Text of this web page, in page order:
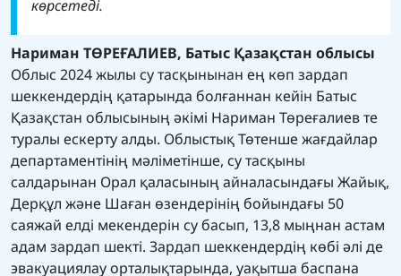
көрсетеді.
Нариман ТӨРЕҒАЛИЕВ, Батыс Қазақстан облысы
Облыс 2024 жылы су тасқынынан ең көп зардап
шеккендердің қатарында болғаннан кейін Батыс
Қазақстан облысының әкімі Нариман Төреғалиев те
туралы ескерту алды. Облыстық Төтенше жағдайлар
департаментінің мәліметінше, су тасқыны
салдарынан Орал қаласының айналасындағы Жайық,
Дерқұл және Шаған өзендерінің бойындағы 50
саяжай елді мекендерін су басып, 13,8 мыңнан астам
адам зардап шекті. Зардап шеккендердің көбі әлі де
эвакуациялау орталықтарында, уақытша баспана